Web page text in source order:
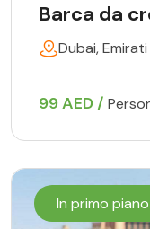
Barca da
Dubai,
99 AED /
In primo piano